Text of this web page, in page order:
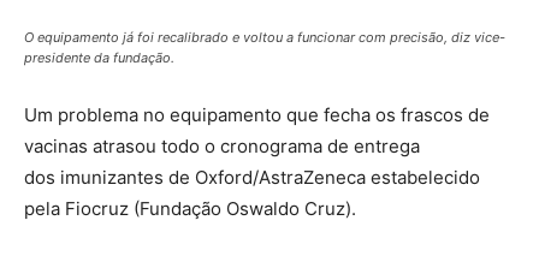
O equipamento já foi recalibrado e voltou a funcionar com precisão, diz vice-
presidente da fundação.
Um problema no equipamento que fecha os frascos de
vacinas atrasou todo o cronograma de entrega
dos imunizantes de Oxford/AstraZeneca estabelecido
pela Fiocruz (Fundação Oswaldo Cruz).